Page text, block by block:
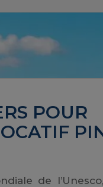
POUR
de